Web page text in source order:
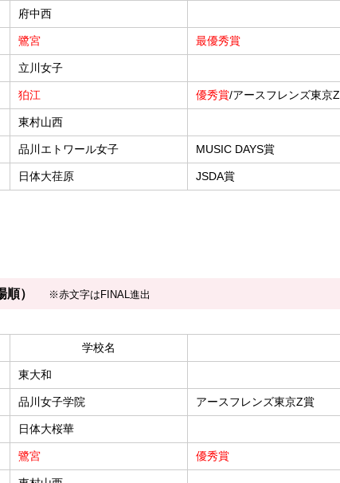
府中西
鷺宮 最優秀賞
立川女子
狛江 優秀賞/アースフレンズ東京
東村山西
品川エトワール女子 MUSIC DAYS賞
日体大荏原 JSDA賞
） ※赤文字はFINAL進出
学校名
東大和
品川女子学院 アースフレンズ東京Z賞
日体大桜華
鷺宮 優秀賞